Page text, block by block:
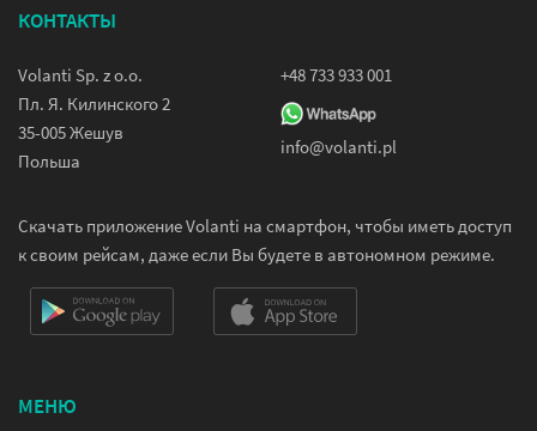
КОНТАКТЫ
Volanti Sp. z o.o.
Пл. Я. Килинского 2
35-005 Жешув
Польша
+48 733 933 001
info@volanti.pl
Скачать приложение Volanti на смартфон, чтобы иметь доступ
к своим рейсам, даже если Вы будете в автономном режиме.
МЕНЮ